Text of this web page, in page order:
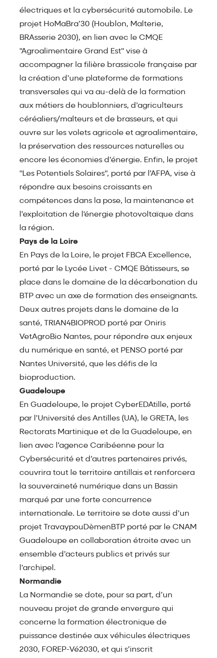
électriques et la cybersécurité automobile. Le
projet HoMaBra’30 (Houblon, Malterie,
BRAsserie 2030), en lien avec le CMQE
"Agroalimentaire Grand Est" vise à
accompagner la filière brassicole française par
la création d’une plateforme de formations
transversales qui va au-delà de la formation
aux métiers de houblonniers, d’agriculteurs
céréaliers/malteurs et de brasseurs, et qui
ouvre sur les volets agricole et agroalimentaire,
la préservation des ressources naturelles ou
encore les économies d’énergie. Enfin, le projet
"Les Potentiels Solaires", porté par l’AFPA, vise à
répondre aux besoins croissants en
compétences dans la pose, la maintenance et
l’exploitation de l'énergie photovoltaïque dans
la région.
Pays de la Loire
En Pays de la Loire, le projet FBCA Excellence,
porté par le Lycée Livet - CMQE Bâtisseurs, se
place dans le domaine de la décarbonation du
BTP avec un axe de formation des enseignants.
Deux autres projets dans le domaine de la
santé, TRIAN4BIOPROD porté par Oniris
VetAgroBio Nantes, pour répondre aux enjeux
du numérique en santé, et PENSO porté par
Nantes Université, que les défis de la
bioproduction.
Guadeloupe
En Guadeloupe, le projet CyberEDAtille, porté
par l’Université des Antilles (UA), le GRETA, les
Rectorats Martinique et de la Guadeloupe, en
lien avec l’agence Caribéenne pour la
Cybersécurité et d’autres partenaires privés,
couvrira tout le territoire antillais et renforcera
la souveraineté numérique dans un Bassin
marqué par une forte concurrence
internationale. Le territoire se dote aussi d’un
projet TravaypouDèmenBTP porté par le CNAM
Guadeloupe en collaboration étroite avec un
ensemble d’acteurs publics et privés sur
l’archipel.
Normandie
La Normandie se dote, pour sa part, d’un
nouveau projet de grande envergure qui
concerne la formation électronique de
puissance destinée aux véhicules électriques
2030, FOREP-Vé2030, et qui s’inscrit